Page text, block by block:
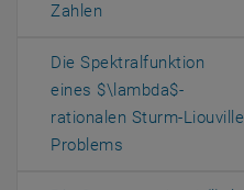
Zahlen
Die Spektralfunktion
eines $\lambda$-
rationalen Sturm-Liouville
Problems